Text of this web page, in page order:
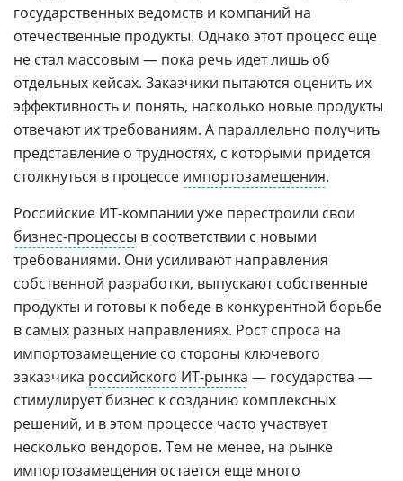
государственных ведомств и компаний на
отечественные продукты. Однако этот процесс еще
не стал массовым — пока речь идет лишь об
отдельных кейсах. Заказчики пытаются оценить их
эффективность и понять, насколько новые продукты
отвечают их требованиям. А параллельно получить
представление о трудностях, с которыми придется
столкнуться в процессе импортозамещения.
Российские ИТ-компании уже перестроили свои
бизнес-процессы в соответствии с новыми
требованиями. Они усиливают направления
собственной разработки, выпускают собственные
продукты и готовы к победе в конкурентной борьбе
в самых разных направлениях. Рост спроса на
импортозамещение со стороны ключевого
заказчика российского ИТ-рынка — государства —
стимулирует бизнес к созданию комплексных
решений, и в этом процессе часто участвует
несколько вендоров. Тем не менее, на рынке
импортозамещения остается еще много